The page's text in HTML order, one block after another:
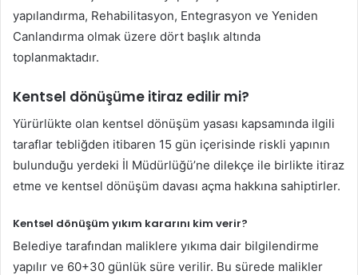
yapılandırma, Rehabilitasyon, Entegrasyon ve Yeniden
Canlandırma olmak üzere dört başlık altında
toplanmaktadır.
Kentsel dönüşüme itiraz edilir mi?
Yürürlükte olan kentsel dönüşüm yasası kapsamında ilgili
taraflar tebliğden itibaren 15 gün içerisinde riskli yapının
bulunduğu yerdeki İl Müdürlüğü’ne dilekçe ile birlikte itiraz
etme ve kentsel dönüşüm davası açma hakkına sahiptirler.
Kentsel dönüşüm yıkım kararını kim verir?
Belediye tarafından maliklere yıkıma dair bilgilendirme
yapılır ve 60+30 günlük süre verilir. Bu sürede malikler